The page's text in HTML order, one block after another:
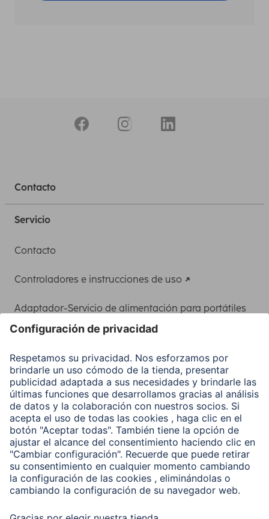
Contacto
Servicio
Contacto
Controladores e instrucciones de uso
Adaptador-Servicio de alimentación para portátiles
Clientes online
Conviértete en distribuidor
Compañía
Historia de la empresa
Hama en todo el Mundo